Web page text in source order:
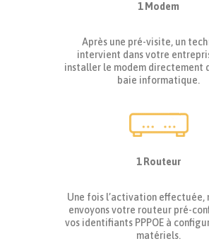
1 Modem
Après une pré-visite, un
intervient dans votre
installer le modem directement
baie informatique.
1 Routeur
Une fois l’activation effectuée,
envoyons votre routeur pré-
vos identifiants PPPOE à
matériels.